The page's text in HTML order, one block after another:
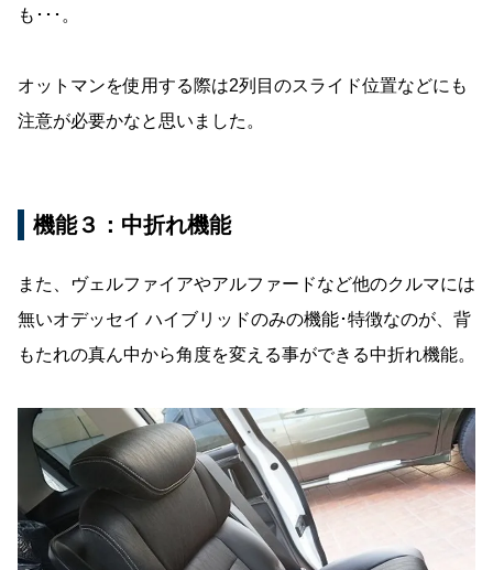
も･･･。
オットマンを使用する際は2列目のスライド位置などにも
注意が必要かなと思いました。
機能３：中折れ機能
また、ヴェルファイアやアルファードなど他のクルマには
無いオデッセイ ハイブリッドのみの機能･特徴なのが、背
もたれの真ん中から角度を変える事ができる中折れ機能。